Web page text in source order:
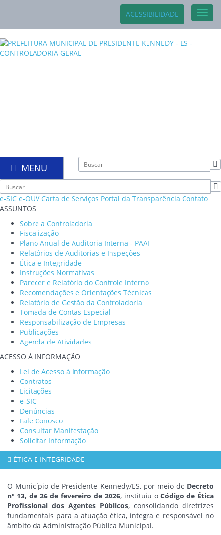
ACESSIBILIDADE
MENU
e-SIC e-OUV Carta de Serviços Portal da Transparência Contato
ASSUNTOS
Sobre a Controladoria
Fiscalização
Plano Anual de Auditoria Interna - PAAI
Relatórios de Auditorias e Inspeções
Ética e Integridade
Instruções Normativas
Parecer e Relatório do Controle Interno
Recomendações e Orientações Técnicas
Relatório de Gestão da Controladoria
Tomada de Contas Especial
Responsabilização de Empresas
Publicações
Agenda de Atividades
ACESSO À INFORMAÇÃO
Lei de Acesso à Informação
Contratos
Licitações
e-SIC
Denúncias
Fale Conosco
Consultar Manifestação
Solicitar Informação
ÉTICA E INTEGRIDADE
O Município de Presidente Kennedy/ES, por meio do Decreto
nº 13, de 26 de fevereiro de 2026, instituiu oCódigo de Ética
Profissional dos Agentes Públicos, consolidando diretrizes
fundamentais para a atuação ética, íntegra e responsável no
âmbito da Administração Pública Municipal.